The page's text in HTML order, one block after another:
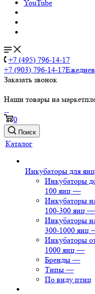
YouTube
+7 (495) 796-14-17
+7 (903) 796-14-17
Заказать звонок
Наши товары на
0
Поиск
Каталог
Инкубаторы для яиц
Инкубаторы
100 яиц —
Инкубаторы
100-300 яиц —
Инкубаторы
300-1000 яиц
Инкубаторы
1000 яиц —
Бренды —
Типы —
По виду птиц